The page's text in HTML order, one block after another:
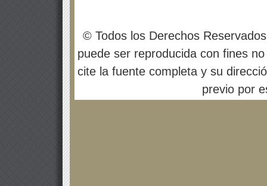
© Todos los Derechos
puede ser reproducida con fines
cite la fuente completa y su
previo por